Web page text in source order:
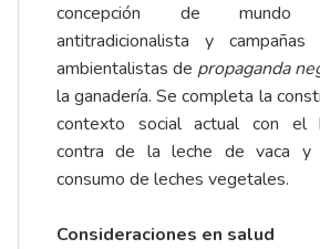
concepción de mundo
antitradicionalista y campañas
ambientalistas de propaganda
la ganadería. Se completa la
contexto social actual con el
contra de la leche de vaca
consumo de leches vegetales.
Consideraciones en salud